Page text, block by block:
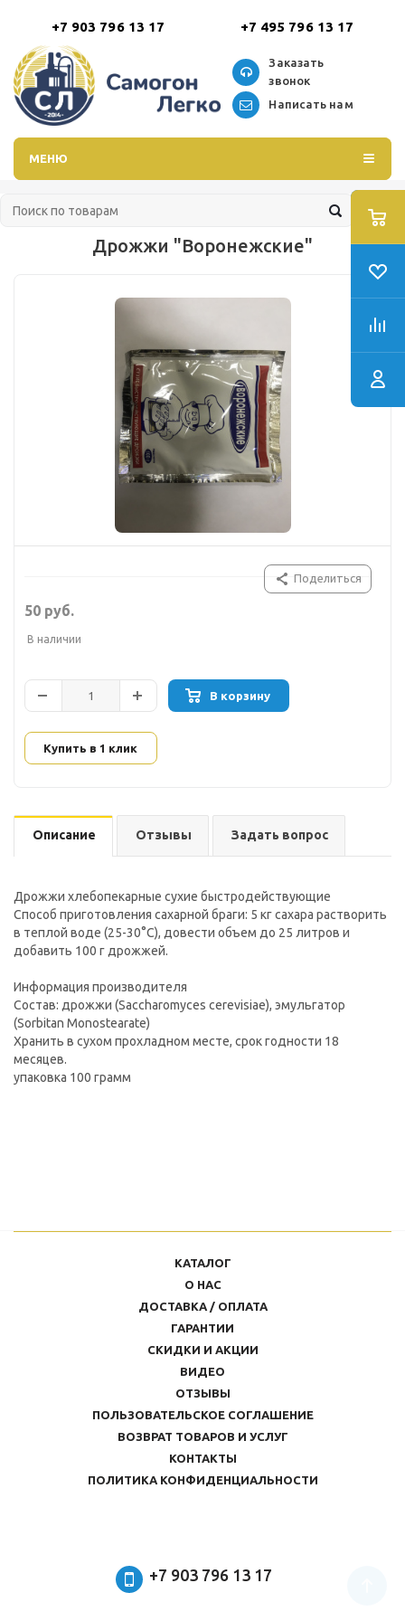
+7 903 796 13 17 +7 495 796 13 17
Заказать
звонок
Написать нам
МЕНЮ
Дрожжи "Воронежские"
Поделиться
50 руб.
В наличии
В корзину
Купить в 1 клик
Описание Отзывы Задать вопрос
Дрожжи хлебопекарные сухие быстродействующие
Способ приготовления сахарной браги: 5 кг сахара растворить
в теплой воде (25-30°С), довести объем до 25 литров и
добавить 100 г дрожжей.
Информация производителя
Состав: дрожжи (Saccharomyces cerevisiae), эмульгатор
(Sorbitan Monostearate)
Хранить в сухом прохладном месте, срок годности 18
месяцев.
упаковка 100 грамм
КАТАЛОГ
О НАС
ДОСТАВКА / ОПЛАТА
ГАРАНТИИ
СКИДКИ И АКЦИИ
ВИДЕО
ОТЗЫВЫ
ПОЛЬЗОВАТЕЛЬСКОЕ СОГЛАШЕНИЕ
ВОЗВРАТ ТОВАРОВ И УСЛУГ
КОНТАКТЫ
ПОЛИТИКА КОНФИДЕНЦИАЛЬНОСТИ
+7 903 796 13 17